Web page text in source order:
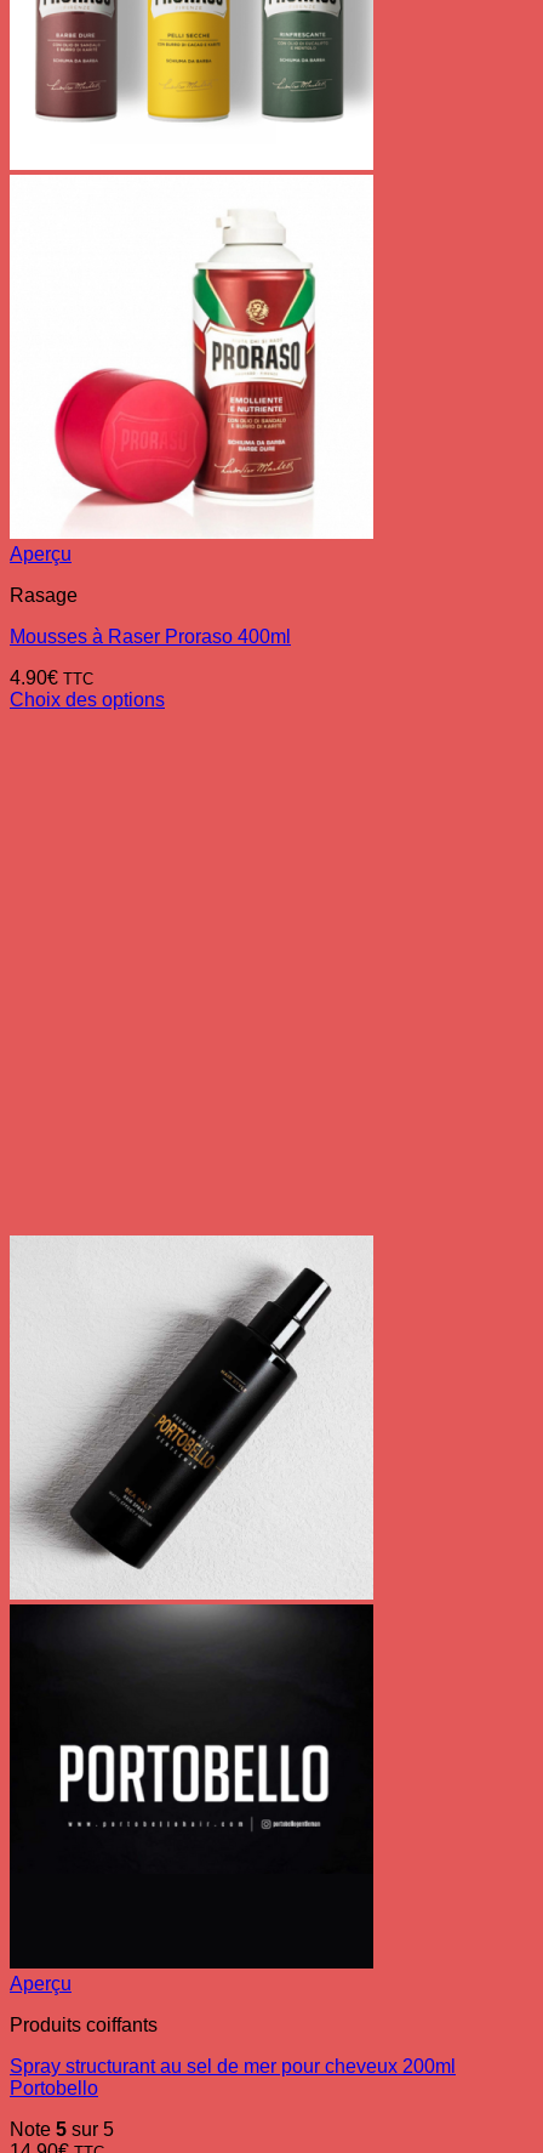
Aperçu
Rasage
Mousses à Raser Proraso 400ml
4.90€ TTC
Choix des options
Aperçu
Produits coiffants
Spray structurant au sel de mer pour cheveux 200ml
Portobello
Note 5 sur 5